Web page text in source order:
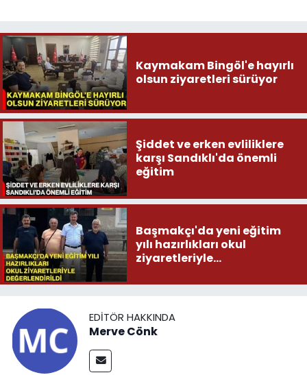
Kaymakam Bingöl'e hayırlı
olsun ziyaretleri sürüyor
Şiddet ve erken evliliklere
karşı Sandıklı'da önemli
eğitim
Başmakçı'da yeni eğitim
yılı hazırlıkları okul
ziyaretleriyle
EDITÖR HAKKINDA
Merve Cönk